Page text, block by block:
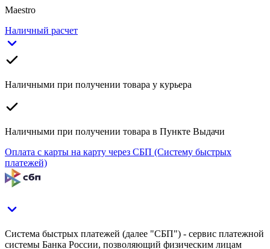
Maestro
Наличный расчет
Наличными при получении товара у курьера
Наличными при получении товара в Пункте Выдачи
Оплата с карты на карту через СБП (Систему быстрых
платежей)
Система быстрых платежей (далее "СБП") - сервис платежной
системы Банка России, позволяющий физическим лицам